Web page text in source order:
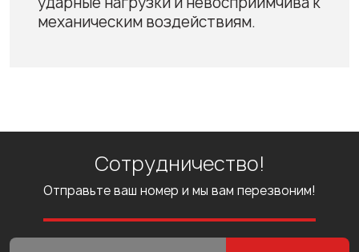
механическим воздействиям.
Сотрудничество!
Отправьте ваш номер и мы вам перезвоним!